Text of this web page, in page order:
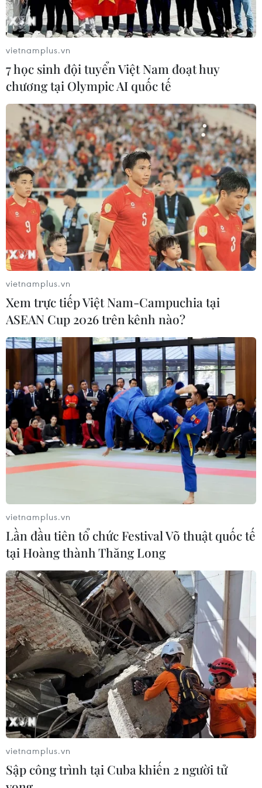
Dịch COVID-19: Thái Lan, Mỹ cảnh báo về
biến thể Delta từ Ấn Độ
29/06/2021 04:22
Theo các nhà chức trách y tế, biến thể Delta, xuất hiện
đầu tiên ở Ấn Độ, sẽ trở thành biến thể chủ yếu ở Thái
Lan và Mỹ trong thời gian tới; thủ đô Bangkok của Thái
Lan hiện là ổ dịch lớn.
Dịch COVID-19 ở châu Á: Ấn Độ ghi nhận
hơn 37.000 ca mắc mới
Số ca mắc mới COVID-19 ghi nhận hằng ngày tại Ấn Độ
hiện đã giảm nhiều so với giữa tháng Năm vừa qua -
thời điểm nước này ghi nhận hơn 400.000 ca mắc mới
mỗi ngày.
Các nước thực hiện nhiều biện pháp
vietnamplus.vn
7 học sinh đội tuyển Việt Nam đoạt huy
chương tại Olympic AI quốc tế
vietnamplus.vn
Xem trực tiếp Việt Nam-Campuchia tại
ASEAN Cup 2026 trên kênh nào?
vietnamplus.vn
Lần đầu tiên tổ chức Festival Võ thuật quốc tế
tại Hoàng thành Thăng Long
vietnamplus.vn
Sập công trình tại Cuba khiến 2 người tử